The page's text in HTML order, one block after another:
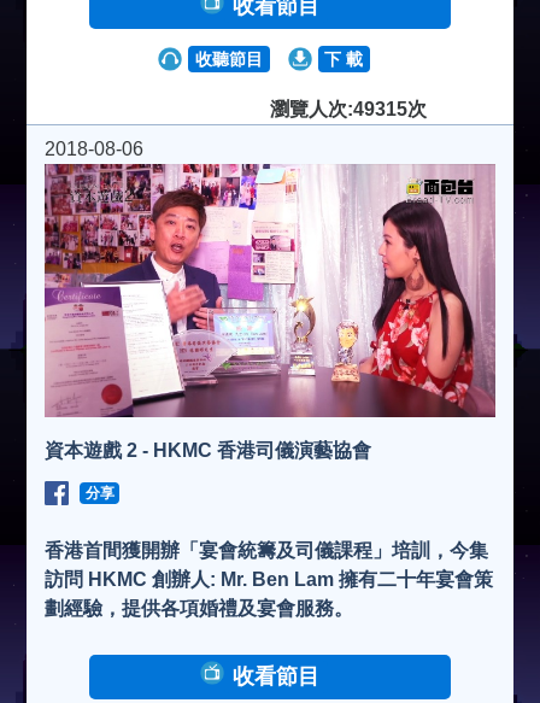
收看節目
收聽節目 下 載
瀏覽人次:49315次
2018-08-06
資本遊戲 2 - HKMC 香港司儀演藝協會
分享
香港首間獲開辦「宴會統籌及司儀課程」培訓，今集
訪問 HKMC 創辦人: Mr. Ben Lam 擁有二十年宴會策
劃經驗，提供各項婚禮及宴會服務。
收看節目